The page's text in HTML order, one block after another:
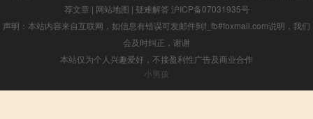
荐文章 | 网站地图 | 疑难解答 沪ICP备07031935号
声明：本站内容来自互联网，如信息有错误可发邮件到f_fb#foxmail.com说明，我们
会及时纠正，谢谢
本站仅为个人兴趣爱好，不接盈利性广告及商业合作
小男孩